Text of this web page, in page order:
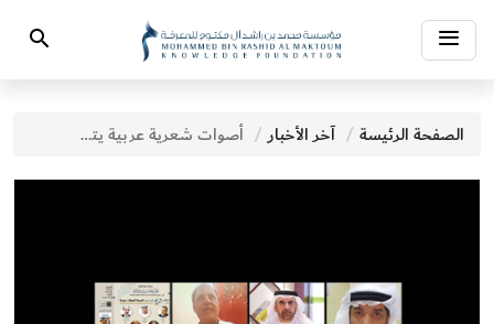
Toggle
navigation
Search
الصفحة الرئيسة آخر الأخبار أصوات شعرية عربية يتردَّد صداها في دبي